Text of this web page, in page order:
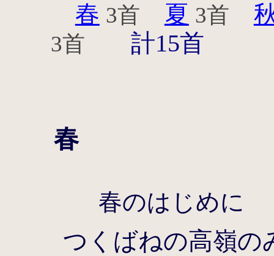
春 3首 夏 3首
3首 計15首
春
春のはじめに
つくばねの高嶺の